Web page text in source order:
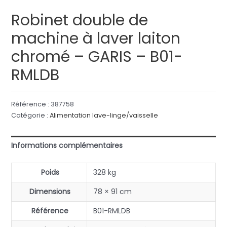
Robinet double de
machine à laver laiton
chromé – GARIS – B01-
RMLDB
Référence : 387758
Catégorie : Alimentation lave-linge/vaisselle
Informations complémentaires
Poids
328 kg
Dimensions
78 × 91 cm
Référence
B01-RMLDB